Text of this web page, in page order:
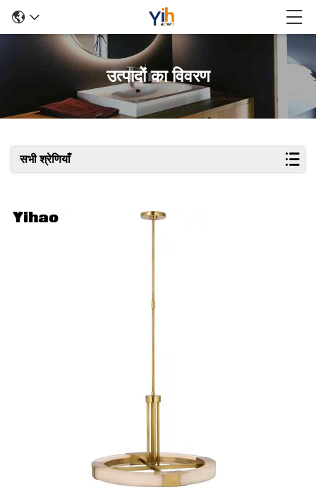
उत्पादों का विवरण
सभी श्रेणियाँ